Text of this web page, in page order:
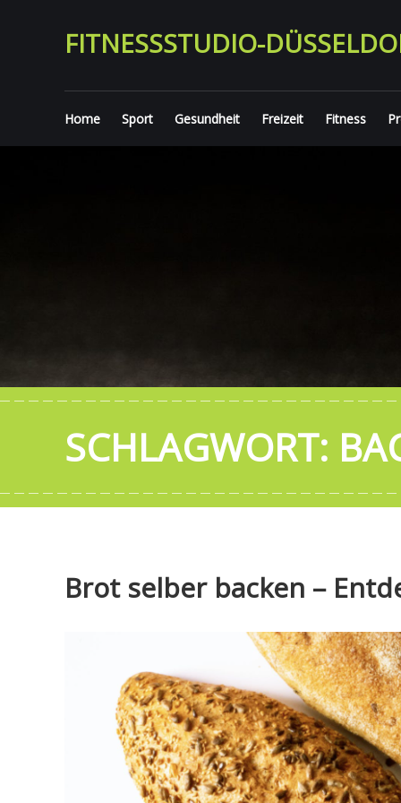
FITNESSSTUDIO-
Home Sport Gesundheit Freizeit Fitness
SCHLAGWORT:
Brot selber backen –